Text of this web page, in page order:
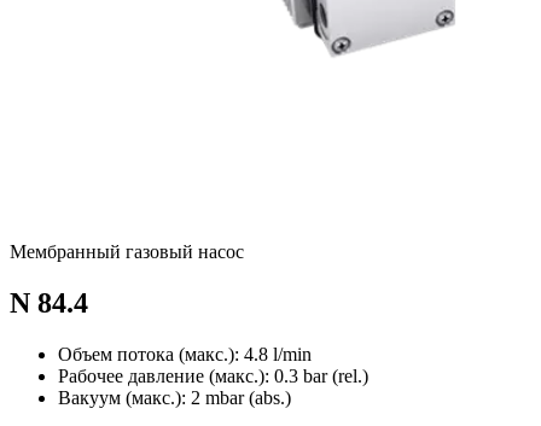
Мембранный газовый насос
N 84.4
Объем потока (макс.): 4.8 l/min
Рабочее давление (макс.): 0.3 bar (rel.)
Вакуум (макс.): 2 mbar (abs.)